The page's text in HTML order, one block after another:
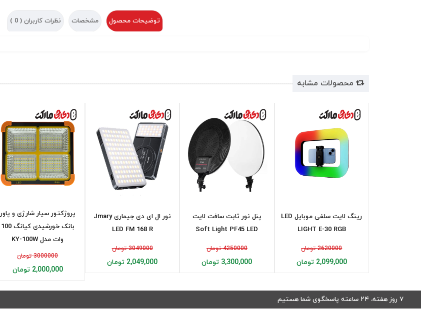
توضیحات محصول مشخصات نظرات کاربران ( 0
)
محصولات مشابه
پروژکتور سیار شارژی و پاور
بانک خورشیدی کیانگ 100
وات مدل KY-100W
3000000 تومان
2,000,000 تومان
نور ال ای دی جیماری Jmary
LED FM 168 R
3049000 تومان
2,049,000 تومان
پنل نور ثابت سافت لايت
Soft Light PF45 LED
4250000 تومان
3,300,000 تومان
رینگ لایت سلفی موبایل LED
LIGHT E-30 RGB
2620000 تومان
2,099,000 تومان
۷ روز هفته، ۲۴ ساعته پاسخگوی شما هستیم